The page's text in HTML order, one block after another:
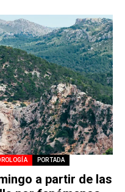
PORTADA
a partir de las